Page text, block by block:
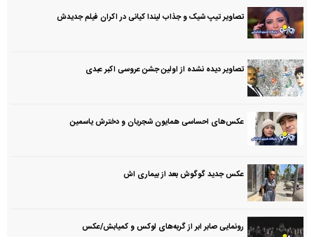
تصاویر تیپ شیک و جذاب لیندا کیانی در اکران فیلم جدیدش
تصاویر دیده نشده از اولین جشن عروسی اکبر عبدی
عکس‌های احساسی همایون شجریان و دخترش یاسمین
عکس جدید گوگوش بعد از بیماری اش
رونمایی صابر ابر از گربه‌های لوکس و کمیابش/عکس